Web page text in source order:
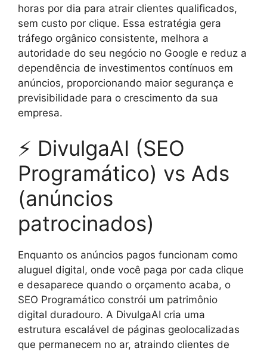
horas por dia para atrair clientes qualificados,
sem custo por clique. Essa estratégia gera
tráfego orgânico consistente, melhora a
autoridade do seu negócio no Google e reduz a
dependência de investimentos contínuos em
anúncios, proporcionando maior segurança e
previsibilidade para o crescimento da sua
empresa.
⚡ DivulgaAI (SEO
Programático) vs Ads
(anúncios
patrocinados)
Enquanto os anúncios pagos funcionam como
aluguel digital, onde você paga por cada clique
e desaparece quando o orçamento acaba, o
SEO Programático constrói um patrimônio
digital duradouro. A DivulgaAI cria uma
estrutura escalável de páginas geolocalizadas
que permanecem no ar, atraindo clientes de